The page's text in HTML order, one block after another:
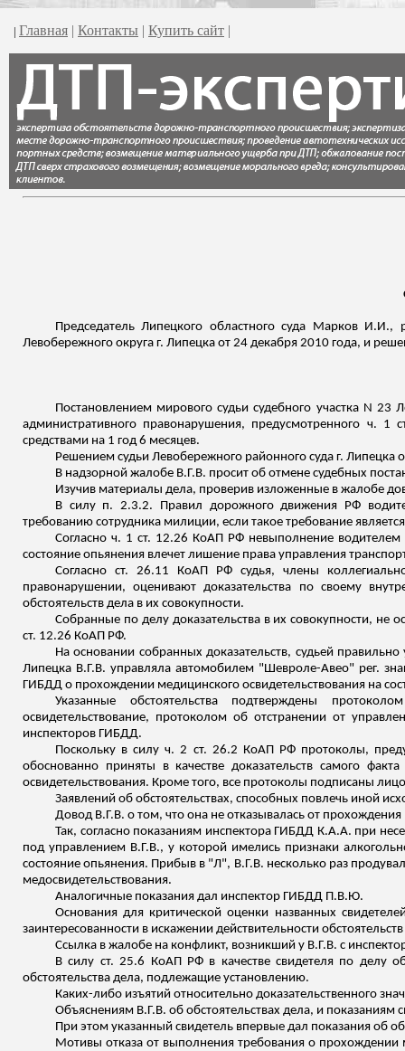
| Главная | Контакты | Купить сайт |
Председатель Липецкого областного суда Марков И.И.,
Левобережного округа г. Липецка от 24 декабря 2010 года, и
Постановлением мирового судьи судебного участка N
административного правонарушения, предусмотренного ч.
средствами на 1 год 6 месяцев.
Решением судьи Левобережного районного суда г. Липецка
В надзорной жалобе В.Г.В. просит об отмене судебных
Изучив материалы дела, проверив изложенные в жалобе
В силу п. 2.3.2. Правил дорожного движения РФ
требованию сотрудника милиции, если такое требование
Согласно ч. 1 ст. 12.26 КоАП РФ невыполнение водителем
состояние опьянения влечет лишение права управления
Согласно ст. 26.11 КоАП РФ судья, члены
правонарушении, оценивают доказательства по своему
обстоятельств дела в их совокупности.
Собранные по делу доказательства в их совокупности,
ст. 12.26 КоАП РФ.
На основании собранных доказательств, судьей
Липецка В.Г.В. управляла автомобилем "Шевроле-Авео" рег.
ГИБДД о прохождении медицинского освидетельствования на
Указанные обстоятельства подтверждены
освидетельствование, протоколом об отстранении от
инспекторов ГИБДД.
Поскольку в силу ч. 2 ст. 26.2 КоАП РФ протоколы,
обоснованно приняты в качестве доказательств самого
освидетельствования. Кроме того, все протоколы подписаны
Заявлений об обстоятельствах, способных повлечь иной
Довод В.Г.В. о том, что она не отказывалась от
Так, согласно показаниям инспектора ГИБДД К.А.А. при
под управлением В.Г.В., у которой имелись признаки
состояние опьянения. Прибыв в "Л", В.Г.В. несколько раз
медосвидетельствования.
Аналогичные показания дал инспектор ГИБДД П.В.Ю.
Основания для критической оценки названных
заинтересованности в искажении действительности
Ссылка в жалобе на конфликт, возникший у В.Г.В. с
В силу ст. 25.6 КоАП РФ в качестве свидетеля по делу
обстоятельства дела, подлежащие установлению.
Каких-либо изъятий относительно доказательственного
Объяснениям В.Г.В. об обстоятельствах дела, и
При этом указанный свидетель впервые дал показания об
Мотивы отказа от выполнения требования о прохождении